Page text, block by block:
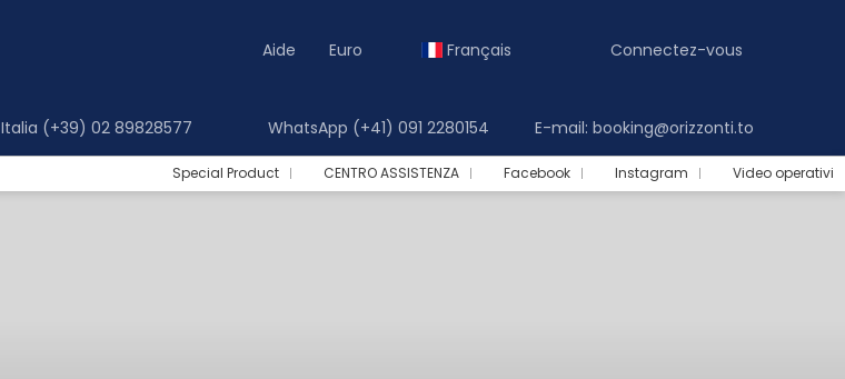
Aide Euro Français Connectez-vous
Italia (+39) 02 89828577 WhatsApp (+41) 091 2280154 E-mail: booking@orizzonti.to
Special Product CENTRO ASSISTENZA Facebook Instagram Video operativi